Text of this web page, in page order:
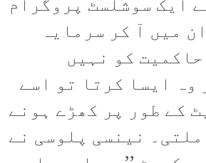
ایک سوشلسٹ پروگرام
میں آ کر سرمایہ
کو نہیں
وہ ایسا کرتا تو اسے
کے طور پر کھڑے ہونے
نینسی پلوسی نے